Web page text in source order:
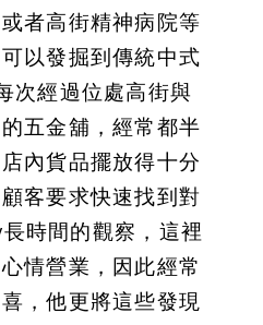
者高街精神病院等
以發掘到傳統中式
次經過位處高街與
五金舖，經常都半
內貨品擺放得十分
客要求快速找到對
時間的觀察，這裡
情營業，因此經常
，他更將這些發現